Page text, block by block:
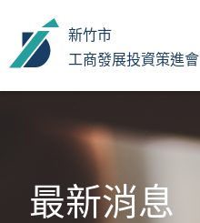
新竹市
工商發展投資策進會
最新消息